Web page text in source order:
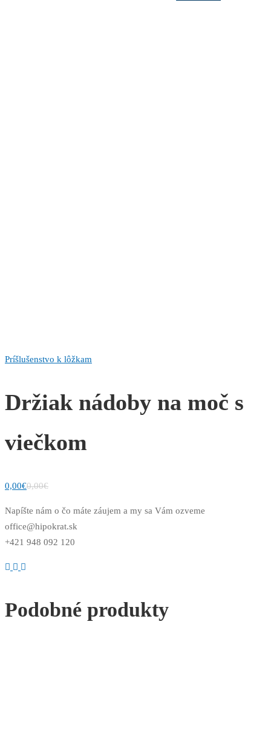
Príšlušenstvo k lôžkam
Držiak nádoby na moč s
viečkom
0,00€0,00€
Napíšte nám o čo máte záujem a my sa Vám ozveme
office@hipokrat.sk
+421 948 092 120
Podobné produkty